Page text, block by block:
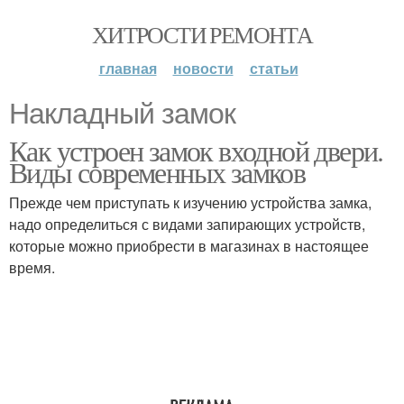
ХИТРОСТИ РЕМОНТА
главная новости статьи
Накладный замок
Как устроен замок входной двери.
Виды современных замков
Прежде чем приступать к изучению устройства замка,
надо определиться с видами запирающих устройств,
которые можно приобрести в магазинах в настоящее
время.